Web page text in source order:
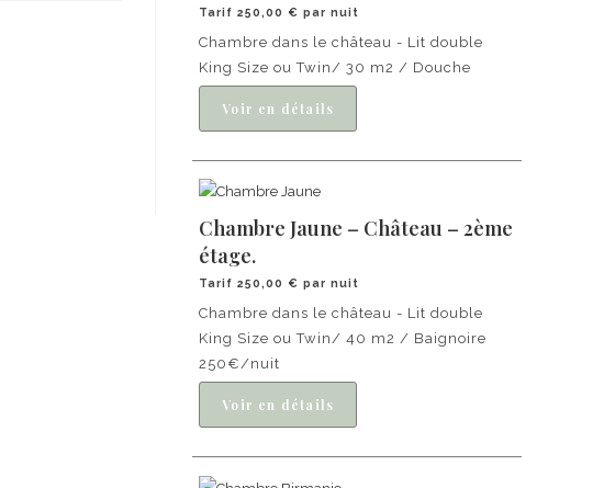
Tarif 250,00 € par nuit
Chambre dans le château - Lit double
King Size ou Twin/ 30 m2 / Douche
Chambre Jaune – Château – 2ème
étage.
Tarif 250,00 € par nuit
Chambre dans le château - Lit double
King Size ou Twin/ 40 m2 / Baignoire
250€/nuit